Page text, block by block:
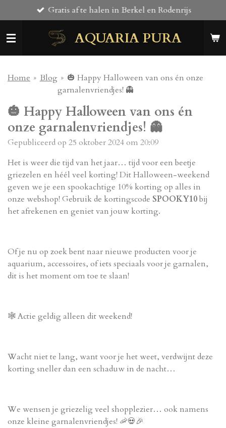
direct
naar
AQUARIA PURA
Gratis af te halen in Berkel en Rodenrijs
Home » Blog » 🎃 Happy Halloween van ons én onze
garnalenvriendjes! 👻
🎃 Happy Halloween van ons én
onze garnalenvriendjes! 👻
Gepubliceerd op 25 oktober 2024 om 20:09
Het is weer die tijd van het jaar… tijd voor een beetje
griezelen en héél veel korting! Dit Halloween-weekend
geven we je een spookachtige 10% kortingop alles in
onze webshop! Gebruik de kortingscode SPOOKY10bij
het afrekenen en geniet van jouw korting.
Of je nu op zoek bent naar nieuwe producten voor je
aquarium, accessoires, of iets speciaals voor je garnalen,
dit is het moment om toe te slaan!
🕸️Actie geldig alleen dit weekend!
Wacht niet te lang, want voor je het weet, verdwijnt deze
korting sneller dan een schaduw in de nacht…
We wensen je griezelig veel shopplezier… ook namens
onze kleine garnalenvriendjes! 🦐💀🎉